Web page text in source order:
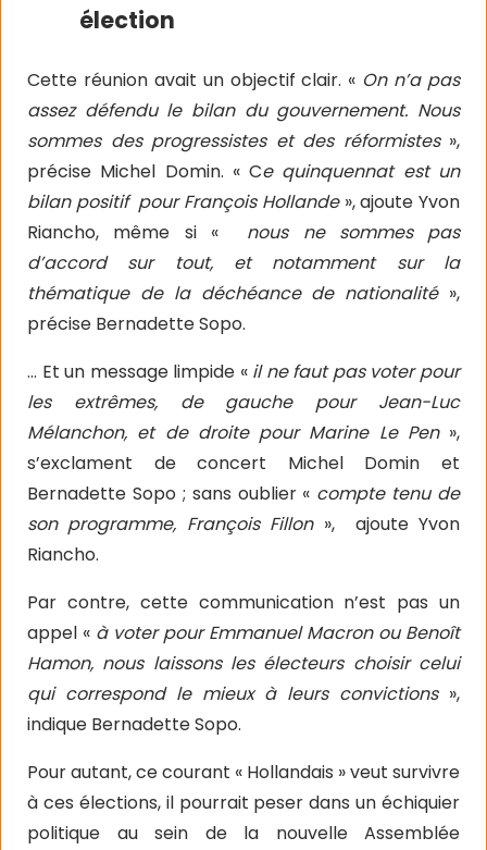
élection
Cette réunion avait un objectif clair. « On n’a pas
assez défendu le bilan du gouvernement. Nous
sommes des progressistes et des réformistes»,
précise Michel Domin. « Ce quinquennat est un
bilan positif pour François Hollande », ajoute Yvon
Riancho, même si « nous ne sommes pas
d’accord sur tout, et notamment sur la
thématique de la déchéance de nationalité »,
précise Bernadette Sopo.
… Et un message limpide «il ne faut pas voter pour
les extrêmes, de gauche pour Jean-Luc
Mélanchon, et de droite pour Marine Le Pen»,
s’exclament de concert Michel Domin et
Bernadette Sopo ; sans oublier « compte tenu de
son programme, François Fillon »,
ajoute Yvon
Riancho.
Par contre, cette communication n’est pas un
appel « à voter pour Emmanuel Macron ou Benoît
Hamon, nous laissons les électeurs choisir celui
qui correspond le mieux à leurs convictions »,
indique Bernadette Sopo.
Pour autant, ce courant « Hollandais » veut survivre
à ces élections, il pourrait peser dans un échiquier
politique au sein de la nouvelle Assemblée